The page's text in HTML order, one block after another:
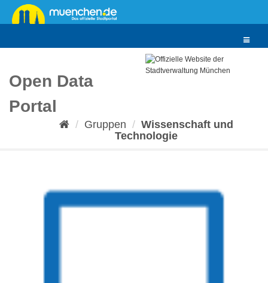
Überspringen
zum
Toggle
Open Data
Portal
Gruppen
Wissenschaft und
Technologie